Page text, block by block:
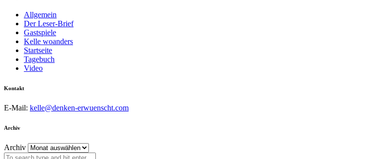
Allgemein
Der Leser-Brief
Gastspiele
Kelle woanders
Startseite
Tagebuch
Video
Kontakt
E-Mail: kelle@denken-erwuenscht.com
Archiv
Archiv